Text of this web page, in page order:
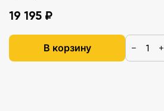
19 195 ₽
В корзину − +